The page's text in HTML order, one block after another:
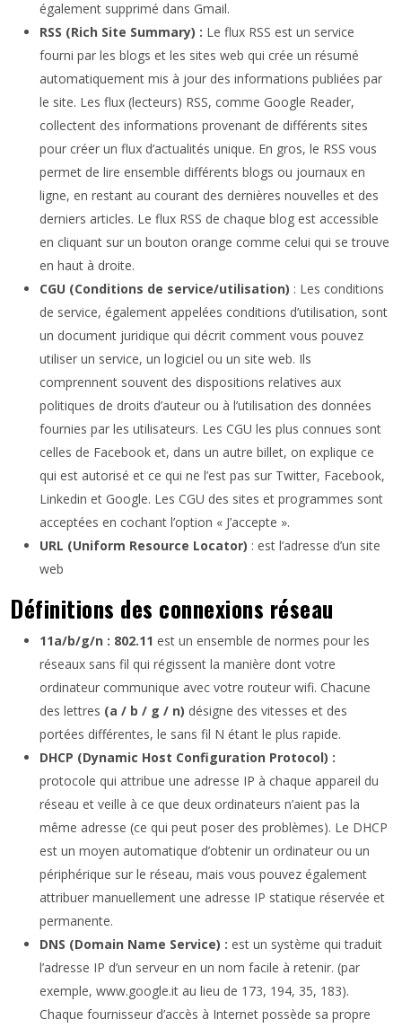
également supprimé dans Gmail.
RSS (Rich Site Summary) : Le flux RSS est un service
fourni par les blogs et les sites web qui crée un résumé
automatiquement mis à jour des informations publiées par
le site. Les flux (lecteurs) RSS, comme Google Reader,
collectent des informations provenant de différents sites
pour créer un flux d’actualités unique. En gros, le RSS vous
permet de lire ensemble différents blogs ou journaux en
ligne, en restant au courant des dernières nouvelles et des
derniers articles. Le flux RSS de chaque blog est accessible
en cliquant sur un bouton orange comme celui qui se trouve
en haut à droite.
CGU (Conditions de service/utilisation) : Les conditions
de service, également appelées conditions d’utilisation, sont
un document juridique qui décrit comment vous pouvez
utiliser un service, un logiciel ou un site web. Ils
comprennent souvent des dispositions relatives aux
politiques de droits d’auteur ou à l’utilisation des données
fournies par les utilisateurs. Les CGU les plus connues sont
celles de Facebook et, dans un autre billet, on explique ce
qui est autorisé et ce qui ne l’est pas sur Twitter, Facebook,
Linkedin et Google. Les CGU des sites et programmes sont
acceptées en cochant l’option « J’accepte ».
URL (Uniform Resource Locator) : est l’adresse d’un site
web
Définitions des connexions réseau
11a/b/g/n : 802.11 est un ensemble de normes pour les
réseaux sans fil qui régissent la manière dont votre
ordinateur communique avec votre routeur wifi. Chacune
des lettres (a / b / g / n) désigne des vitesses et des
portées différentes, le sans fil N étant le plus rapide.
DHCP (Dynamic Host Configuration Protocol) :
protocole qui attribue une adresse IP à chaque appareil du
réseau et veille à ce que deux ordinateurs n’aient pas la
même adresse (ce qui peut poser des problèmes). Le DHCP
est un moyen automatique d’obtenir un ordinateur ou un
périphérique sur le réseau, mais vous pouvez également
attribuer manuellement une adresse IP statique réservée et
permanente.
DNS (Domain Name Service) : est un système qui traduit
l’adresse IP d’un serveur en un nom facile à retenir. (par
exemple, www.google.it au lieu de 173, 194, 35, 183).
Chaque fournisseur d’accès à Internet possède sa propre